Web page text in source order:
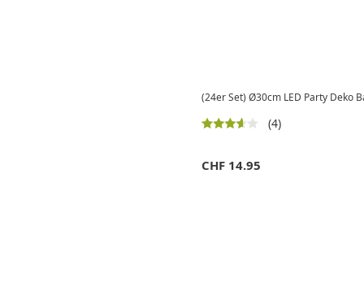
(24er Set) Ø30cm LED Party Deko
(4)
CHF 14.95